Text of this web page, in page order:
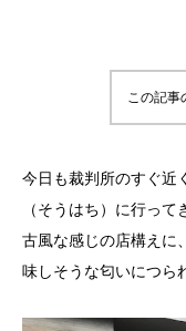
この記事
今日も裁判所のすぐ近
（そうはち）に行って
古風な感じの店構えに
味しそうな匂いにつら